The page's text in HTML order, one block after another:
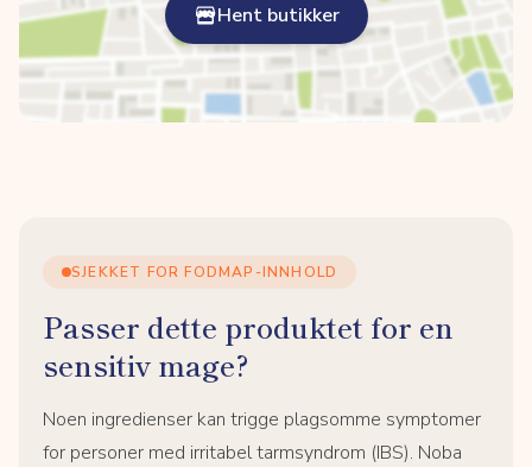
Hent butikker
SJEKKET FOR FODMAP-INNHOLD
Passer dette produktet for en
sensitiv mage?
Noen ingredienser kan trigge plagsomme symptomer
for personer med irritabel tarmsyndrom (IBS). Noba